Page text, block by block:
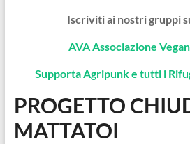
Iscriviti ai nostri gruppi
AVA Associazione
Supporta Agripunk e tutti i
PROGETTO
MATTATOI